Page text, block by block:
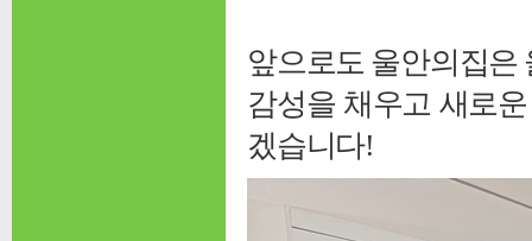
앞으로도 울안의집은
감성을 채우고 새로
겠습니다!